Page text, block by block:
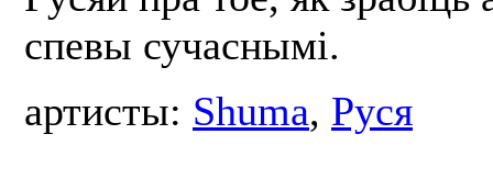
спевы сучаснымі.
артисты: Shuma, Руся